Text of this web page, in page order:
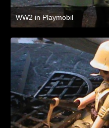
WW2 in Playmobil
8. Juli 2021 um 19:47